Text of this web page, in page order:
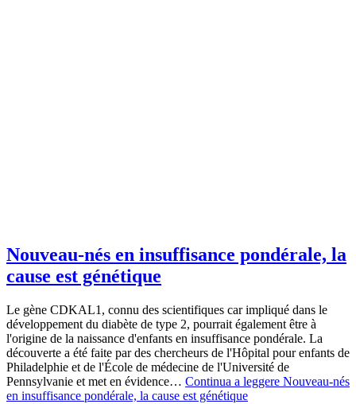
Nouveau-nés en insuffisance pondérale, la
cause est génétique
Le gène CDKAL1, connu des scientifiques car impliqué dans le
développement du diabète de type 2, pourrait également être à
l'origine de la naissance d'enfants en insuffisance pondérale. La
découverte a été faite par des chercheurs de l'Hôpital pour enfants de
Philadelphie et de l'École de médecine de l'Université de
Pennsylvanie et met en évidence… Continua a leggere Nouveau-nés
en insuffisance pondérale, la cause est génétique